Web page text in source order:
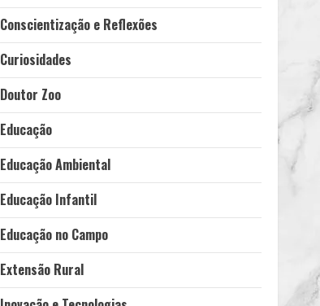
Conscientização e Reflexões
Curiosidades
Doutor Zoo
Educação
Educação Ambiental
Educação Infantil
Educação no Campo
Extensão Rural